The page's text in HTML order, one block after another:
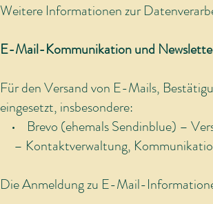
Weitere Informationen zur
E-Mail-Kommunikation und
Für den Versand von E-Mails,
eingesetzt, insbesondere:
• Brevo (ehemals Sendinblue) –
– Kontaktverwaltung,
Die Anmeldung zu E-Mail-